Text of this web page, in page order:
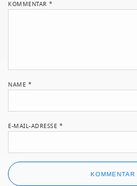
KOMMENTAR*
NAME *
E-MAIL-ADRESSE *